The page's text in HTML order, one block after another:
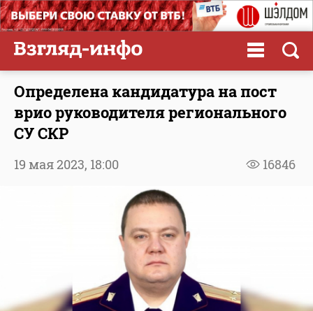
Определена кандидатура на пост
врио руководителя регионального
СУ СКР
16846
19 мая 2023, 18:00